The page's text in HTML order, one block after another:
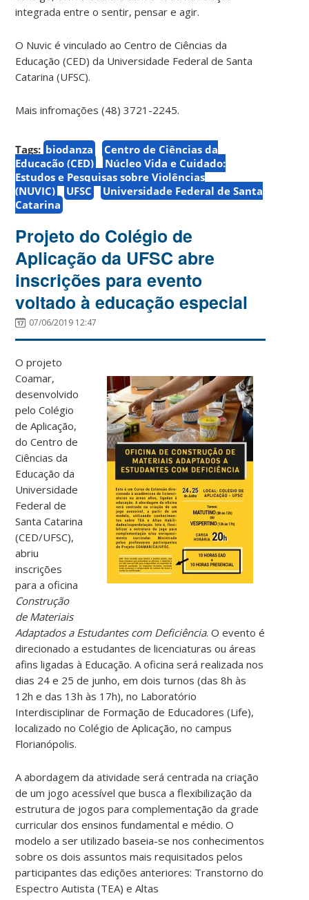
integrada entre o sentir, pensar e agir.
O Nuvic é vinculado ao Centro de Ciências da
Educação (CED) da Universidade Federal de Santa
Catarina (UFSC).
Mais infromações (48) 3721-2245.
Tags: biodanza
Centro de Ciências da
Educação (CED)
Núcleo Vida e Cuidado:
Estudos e Pesquisas sobre Violências
(NUVIC)
UFSC
Universidade Federal de Santa
Catarina
Projeto do Colégio de
Aplicação da UFSC abre
inscrições para evento
voltado à educação especial
07/06/2019 12:47
O projeto
Coamar,
desenvolvido
pelo Colégio
de Aplicação,
do Centro de
Ciências da
Educação da
Universidade
Federal de
Santa Catarina
(CED/UFSC),
abriu
inscrições
para a oficina
Construção
de Materiais
Adaptados a Estudantes com Deficiência. O evento é
direcionado a estudantes de licenciaturas ou áreas
afins ligadas à Educação. A oficina será realizada nos
dias 24 e 25 de junho, em dois turnos (das 8h às
12h e das 13h às 17h), no Laboratório
Interdisciplinar de Formação de Educadores (Life),
localizado no Colégio de Aplicação, no campus
Florianópolis.
A abordagem da atividade será centrada na criação
de um jogo acessível que busca a flexibilização da
estrutura de jogos para complementação da grade
curricular dos ensinos fundamental e médio. O
modelo a ser utilizado baseia-se nos conhecimentos
sobre os dois assuntos mais requisitados pelos
participantes das edições anteriores: Transtorno do
Espectro Autista (TEA) e Altas